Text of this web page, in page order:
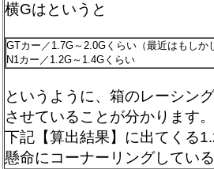
横Gはというと
GTカー／1.7G～2.0Gくらい（最近はもしか
N1カー／1.2G～1.4Gくらい
というように、箱のレーシン
させていることが分かります。
下記【算出結果】に出てくる
懸命にコーナーリングしてい